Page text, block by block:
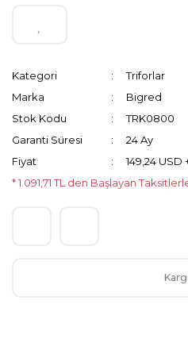
Kategori
Triforlar
Marka
Bigred
Stok Kodu
TRK0800
Garanti Süresi
24 Ay
Fiyat
149,24 USD
* 1.091,71 TL den Başlayan